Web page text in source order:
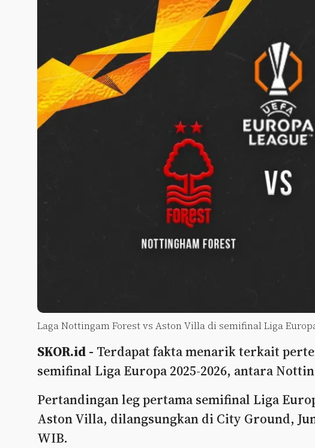
Laga Nottingam Forest vs Aston Villa di semifinal Liga
SKOR.id - Terdapat fakta menarik terkait
semifinal Liga Europa 2025-2026, antara
Pertandingan leg pertama semifinal Liga
Aston Villa, dilangsungkan di City Ground,
WIB.